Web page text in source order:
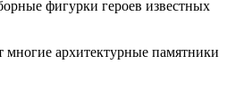
фигурки героев известных
многие архитектурные памятники